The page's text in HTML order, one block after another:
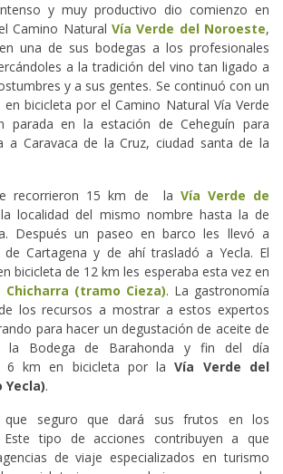
y muy productivo dio comienzo en
Camino Natural Vía Verde del Noroeste,
una de sus bodegas a los profesionales
a la tradición del vino tan ligado a
y a sus gentes. Se continuó con un
bicicleta por el Camino Natural Vía Verde
parada en la estación de Ceheguín para
a Caravaca de la Cruz, ciudad santa de la
recorrieron 15 km de la Vía Verde de
localidad del mismo nombre hasta la de
Después un paseo en barco les llevó a
Cartagena y de ahí trasladó a Yecla. El
bicicleta de 12 km les esperaba esta vez en
Chicharra (tramo Cieza). La gastronomía
los recursos a mostrar a estos expertos
para hacer un degustación de aceite de
la Bodega de Barahonda y fin del día
6 km en bicicleta por laVía Verde del
.
seguro que dará sus frutos en los
Este tipo de acciones contribuyen a que
de viaje especializados en turismo